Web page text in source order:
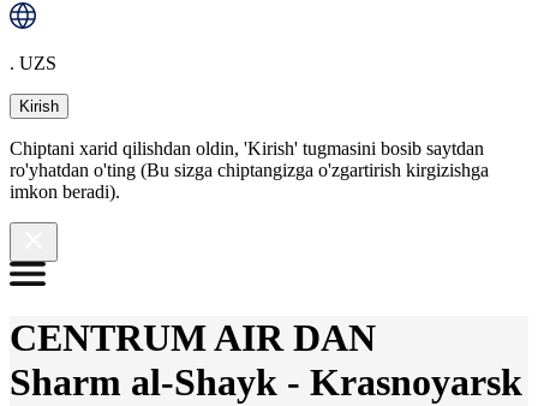
. UZS
Kirish
Chiptani xarid qilishdan oldin, 'Kirish' tugmasini bosib saytdan
ro'yhatdan o'ting (Bu sizga chiptangizga o'zgartirish kirgizishga
imkon beradi).
CENTRUM AIR DAN
Sharm al-Shayk - Krasnoyarsk